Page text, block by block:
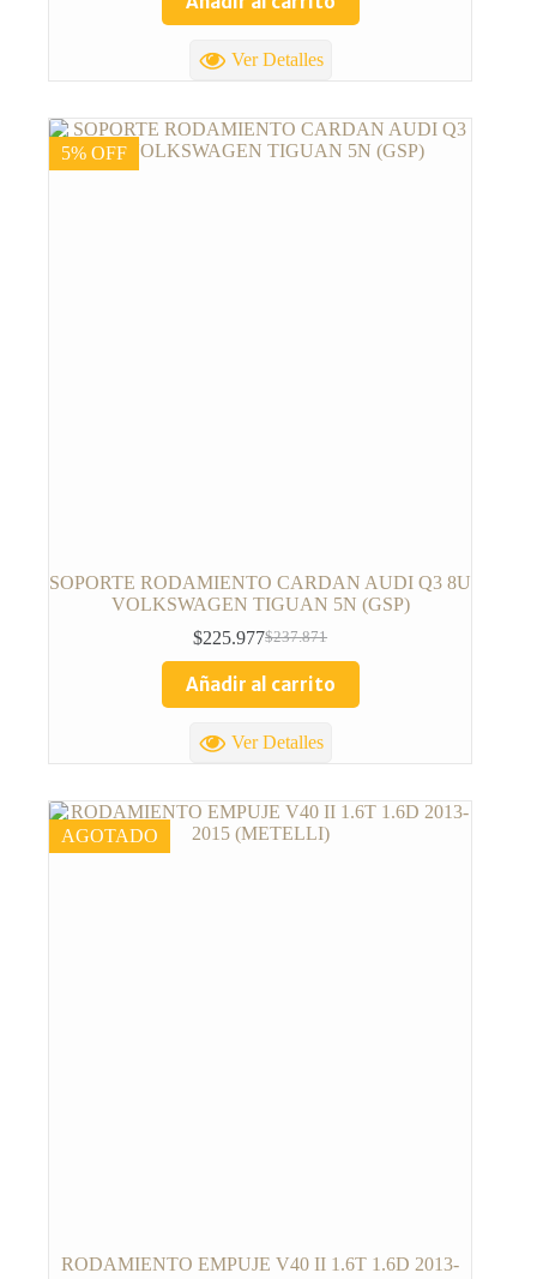
Ver Detalles
5% OFF
SOPORTE RODAMIENTO CARDAN AUDI Q3 8U
VOLKSWAGEN TIGUAN 5N (GSP)
$237.871
$225.977
Añadir al carrito
Ver Detalles
AGOTADO
RODAMIENTO EMPUJE V40 II 1.6T 1.6D 2013-